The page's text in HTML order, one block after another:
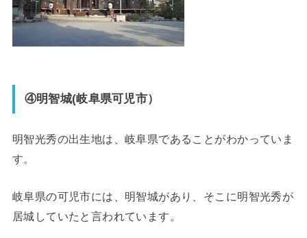
④明智城(岐阜県可児市）
明智光秀の出生地は、岐阜県であることがわかっていま
す。
岐阜県の可児市には、明智城があり、そこに明智光秀が
居城していたと言われています。